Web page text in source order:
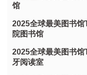
馆
2025全球最美图书
院图书馆
2025全球最美图书
牙阅读室